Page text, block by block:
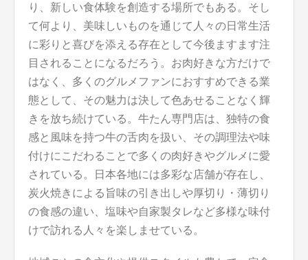
り、新しい食体験を創造する場所でもある。そし
て何より、美味しいものを通じて人々の日常生活
に彩りと喜びを添える存在として今後ますます注
目されることになるだろう。お肉好きな方だけで
はなく、多くのグルメファンにおすすめできる業
態として、その魅力は決して色あせることなく輝
きを放ち続けている。牛たん専門店は、独特の食
感と風味を持つ牛の舌肉を扱い、その調理法や味
付けにこだわることで多くの肉好きやグルメに愛
されている。日本各地には多彩な店舗が存在し、
炭火焼きによる旨味の引き出しや厚切り・薄切り
の食感の違い、塩味や自家製タレなど多様な味付
けで訪れる人々を楽しませている。